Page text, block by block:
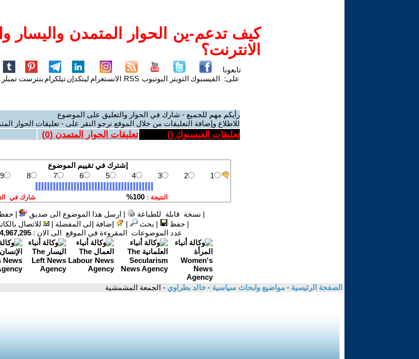
كيف تدعم-ين الحوار المتمدن واليسار
الانترنت؟
تابعونا
على: الفيسبوك التويتر اليوتيوب RSS الانستغرام لينكدإنتيلكرام بنترست تمبلر
رأيكم مهم للجميع - شارك في الحوار والتعليق على الموضوع
للاطلاع وإضافة التعليقات من خلال الموقع نرجو النقر على - تعليقات الحوار
تعليقات الفيسبوك () تعليقات الحوار المتمدن (0
)
| نسخة قابلة للطباعة | ارسل هذا الموضوع الى صديق |
|حفظ | بحث | إضافة إلى المفضلة |
للاتصال
عدد الموضوعات المقروءة في الموقع الى الان :
الصفحة الرئيسية - مواضيع وابحاث سياسية - خالد بطراوي - الجمعة المشمشية